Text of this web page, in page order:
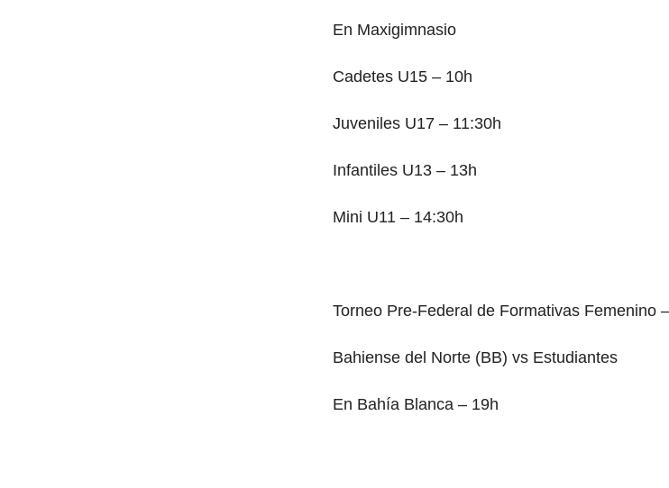
En Maxigimnasio
Cadetes U15 – 10h
Juveniles U17 – 11:30h
Infantiles U13 – 13h
Mini U11 – 14:30h
Torneo Pre-Federal de Formativas Femenino
Bahiense del Norte (BB) vs Estudiantes
En Bahía Blanca – 19h